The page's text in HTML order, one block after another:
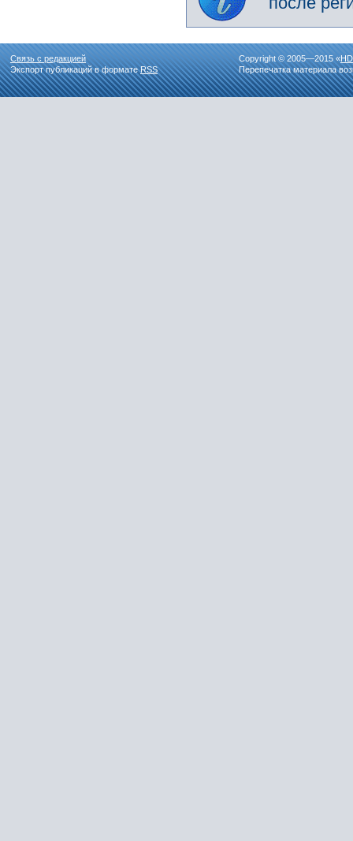
Связь с редакцией
Экспорт публикаций в форматеRSS
Copyright © 2005—2015 «
Перепечатка материала